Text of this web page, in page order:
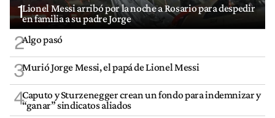
1Lionel Messi arribó por la noche a Rosario para despedir
en familia a su padre Jorge
2Algo pasó
3Murió Jorge Messi, el papá de Lionel Messi
4Caputo y Sturzenegger crean un fondo para indemnizar y
“ganar” sindicatos aliados